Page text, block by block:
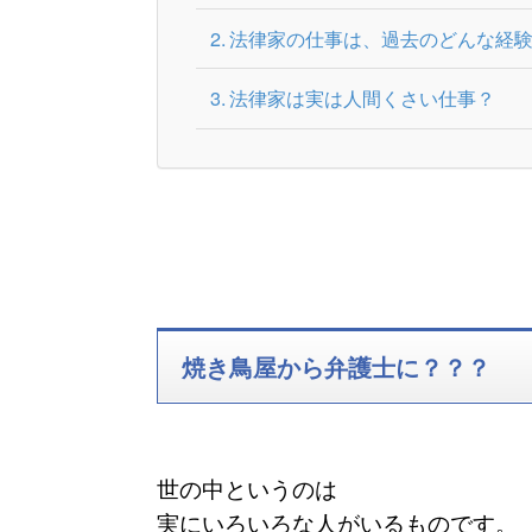
法律家の仕事は、過去のどんな経
法律家は実は人間くさい仕事？
焼き鳥屋から弁護士に？？？
世の中というのは
実にいろいろな人がいるものです。